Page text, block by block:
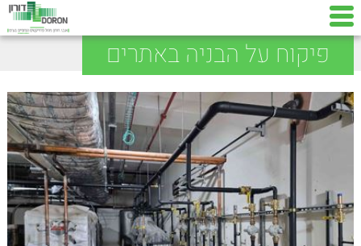
פיקוח על הבניה באתרים